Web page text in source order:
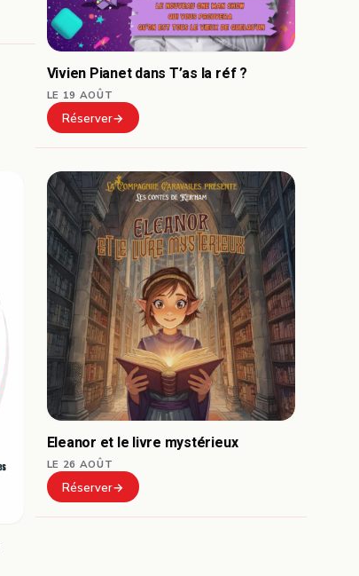
Vivien Pianet dans T’as la réf ?
LE 19 AOÛT
Réserver
Eleanor et le livre mystérieux
LE 26 AOÛT
Réserver